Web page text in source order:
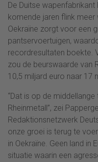
De Duitse
komende jaren flink
Oekraïne zorgt voor een
pantservoertuigen,
recordresultaten boekte.
zou de beurswaarde van
10,5 miljard euro naar 17
“Dat is op de
Rheinmetall”, zei
Redaktionsnetzwerk
onze groei is terug te
in Oekraïne. Geen land in
situatie waarin een